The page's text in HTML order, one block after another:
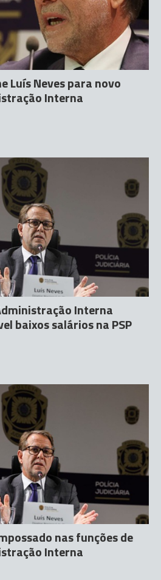
Luís Neves para novo
Interna
Interna
baixos salários na PSP
nas funções de
Interna